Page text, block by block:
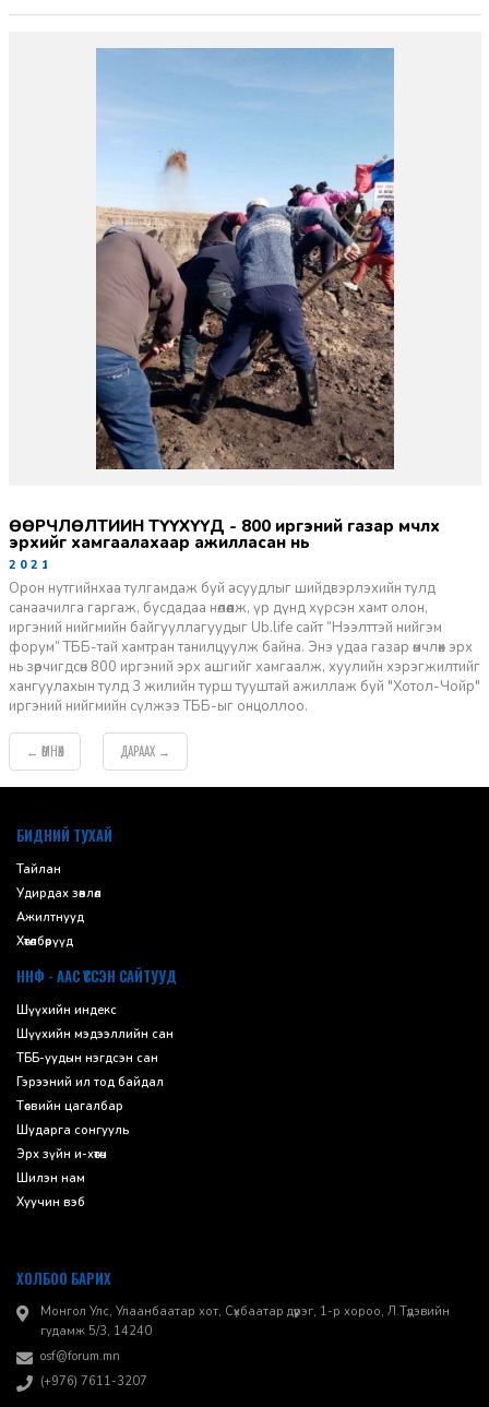
ӨӨРЧЛӨЛТИЙН ТҮҮХҮҮД - 800 иргэний газар өмчлөх
эрхийг хамгаалахаар ажилласан нь
2021-03-12
Орон нутгийнхаа тулгамдаж буй асуудлыг шийдвэрлэхийн тулд
санаачилга гаргаж, бусдадаа нөлөөлж, үр дүнд хүрсэн хамт олон,
иргэний нийгмийн байгууллагуудыг Ub.life сайт “Нээлттэй нийгэм
форум” ТББ-тай хамтран танилцуулж байна. Энэ удаа газар өмчлөх эрх
нь зөрчигдсөн 800 иргэний эрх ашгийг хамгаалж, хуулийн хэрэгжилтийг
хангуулахын тулд 3 жилийн турш тууштай ажиллаж буй "Хотол-Чойр"
иргэний нийгмийн сүлжээ ТББ-ыг онцоллоо.
← ӨМНӨХ ДАРААХ →
БИДНИЙ ТУХАЙ
Тайлан
Удирдах зөвлөл
Ажилтнууд
Хөтөлбөрүүд
ННФ - ААС ҮҮССЭН САЙТУУД
Шүүхийн индекс
Шүүхийн мэдээллийн сан
ТББ-уудын нэгдсэн сан
Гэрээний ил тод байдал
Төсвийн цагалбар
Шударга сонгууль
Эрх зүйн и-хөтөч
Шилэн нам
Хуучин вэб
ХОЛБОО БАРИХ
Монгол Улс, Улаанбаатар хот, Сүхбаатар дүүрэг, 1-р хороо, ​Л.Түдэвийн
гудамж 5/3, 14240
osf@forum.mn
(+976) 7611-3207